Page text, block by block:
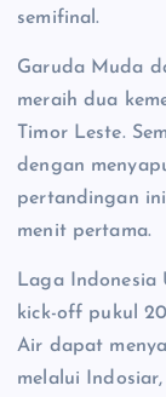
semifinal.
Garuda Muda
meraih dua
Timor Leste.
dengan
pertandingan
menit pertama.
Laga Indonesia
kick-off pukul
Air dapat
melalui